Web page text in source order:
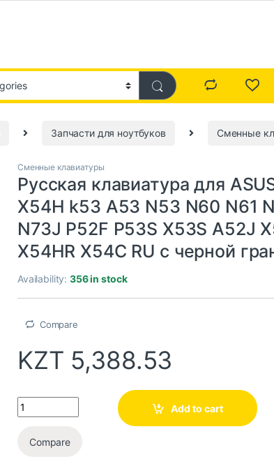
Запчасти для ноутбуков Сменные
Сменные клавиатуры
Русская клавиатура для
X54H k53 A53 N53 N60 N61
N73J P52F P53S X53S A52J
X54HR X54C RU с черной
Availability:356 in stock
Compare
KZT 5,388.53
Add to cart
Compare